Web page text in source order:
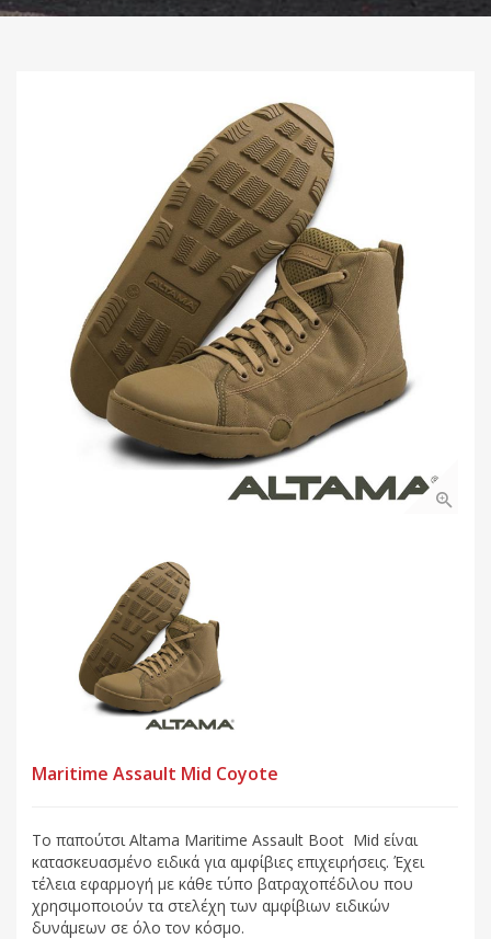
Maritime Assault Mid Coyote
Το παπούτσι Altama Maritime Assault Boot Mid είναι
κατασκευασμένο ειδικά για αμφίβιες επιχειρήσεις. Έχει
τέλεια εφαρμογή με κάθε τύπο βατραχοπέδιλου που
χρησιμοποιούν τα στελέχη των αμφίβιων ειδικών
δυνάμεων σε όλο τον κόσμο.